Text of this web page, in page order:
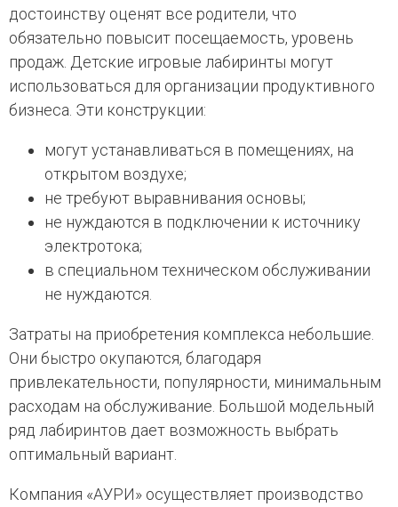
достоинству оценят все родители, что
обязательно повысит посещаемость, уровень
продаж. Детские игровые лабиринты могут
использоваться для организации продуктивного
бизнеса. Эти конструкции:
могут устанавливаться в помещениях, на
открытом воздухе;
не требуют выравнивания основы;
не нуждаются в подключении к источнику
электротока;
в специальном техническом обслуживании
не нуждаются.
Затраты на приобретения комплекса небольшие.
Они быстро окупаются, благодаря
привлекательности, популярности, минимальным
расходам на обслуживание. Большой модельный
ряд лабиринтов дает возможность выбрать
оптимальный вариант.
Компания «АУРИ» осуществляет производство